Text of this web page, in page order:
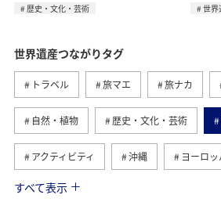
歴史・文化・芸術
世界
世界遺産つながりタグ
トラベル 旅マエ 旅ナカ
自然・植物 歴史・文化・芸術
アクティビティ 沖縄 ヨーロ
趣味
すべて表示